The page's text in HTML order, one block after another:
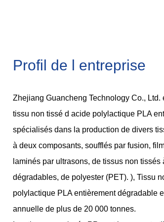
Profil de l entreprise
Zhejiang Guancheng Technology Co., Ltd.
tissu non tissé d acide polylactique PLA
spécialisés dans la production de divers
à deux composants, soufflés par fusion,
laminés par ultrasons, de tissus non
dégradables, de polyester (PET). ), Tissu
polylactique PLA entièrement dégradable
annuelle de plus de 20 000 tonnes.